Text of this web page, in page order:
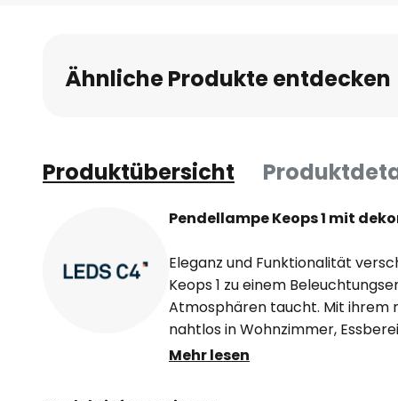
Bildgalerie
springen
Ähnliche Produkte entdecken
Produktübersicht
Pendellampe Keops 1 mit
Eleganz und Funktionalität
Keops 1 zu einem
Atmosphären taucht. Mit ihrem
nahtlos in Wohnzimmer,
wird zum zentralen Blickfang.
Mehr lesen